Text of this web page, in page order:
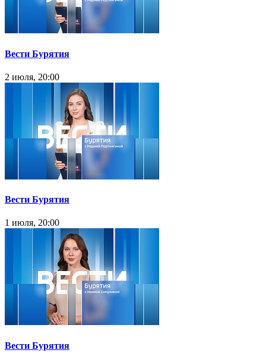
Вести Бурятия
2 июля, 20:00
Вести Бурятия
1 июля, 20:00
Вести Бурятия